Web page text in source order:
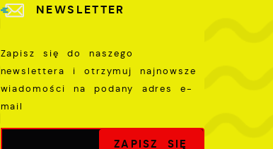
NEWSLETTER
Zapisz się do naszego
newslettera i otrzymuj najnowsze
wiadomości na podany adres e-
mail
komunikatów na podstawie
Twoich zwyczajów dotyczących
stronach podmiotów trzecich
partnerami oraz innych
w charakterze pośredników
postaci wiadomości, ofert,